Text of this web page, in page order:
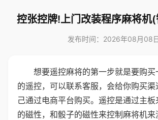
控张控牌!上门改装程序麻将机
发布时间：2026年08月08
想要遥控麻将的第一步就是要购买
的遥控，可以联系客服，会给你购买渠
己通过电商平台购买。遥控是通过主
的磁性，和骰子的磁性来控制麻将机